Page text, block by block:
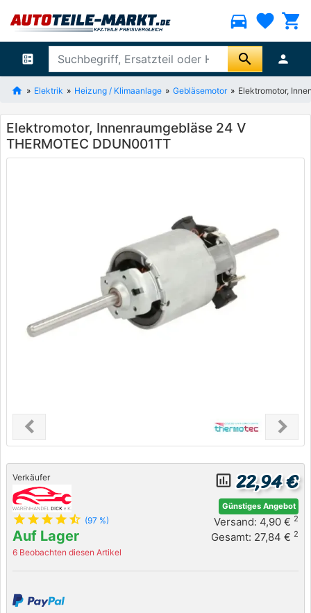
directions_car favorite shopping_cart
ballot search person
Elektrik Heizung / Klimaanlage Gebläsemotor Elektromotor,
Elektromotor, Innenraumgebläse 24 V
THERMOTEC DDUN001TT
chevron_leftPrevious chevron_right
Next
Verkäufer
star star star star star_half (97 %)
Auf Lager
6 Beobachten diesen Artikel
insert_chart_outlined 22,94 €
Günstiges Angebot
Versand: 4,90 € 2
Gesamt: 27,84 € 2